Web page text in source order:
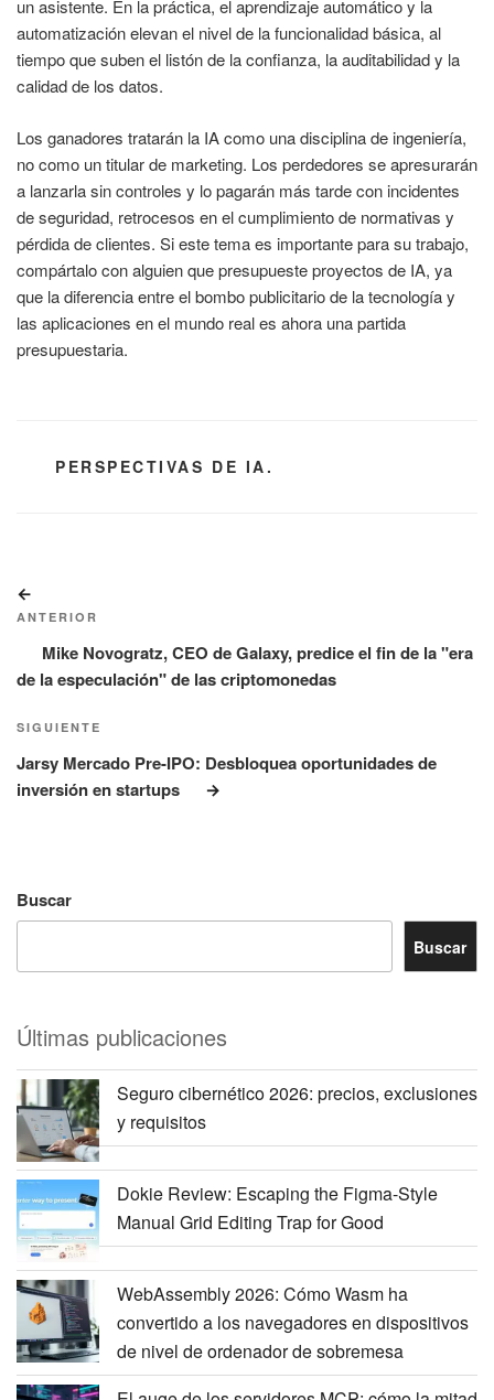
un asistente. En la práctica, el aprendizaje automático y la
automatización elevan el nivel de la funcionalidad básica, al
tiempo que suben el listón de la confianza, la auditabilidad y la
calidad de los datos.
Los ganadores tratarán la IA como una disciplina de ingeniería,
no como un titular de marketing. Los perdedores se apresurarán
a lanzarla sin controles y lo pagarán más tarde con incidentes
de seguridad, retrocesos en el cumplimiento de normativas y
pérdida de clientes. Si este tema es importante para su trabajo,
compártalo con alguien que presupueste proyectos de IA, ya
que la diferencia entre el bombo publicitario de la tecnología y
las aplicaciones en el mundo real es ahora una partida
presupuestaria.
CATEGORÍAS
PERSPECTIVAS DE IA.
de
entradas
anterior:
ANTERIOR
Mike Novogratz, CEO de Galaxy, predice el fin de la "era
de la especulación" de las criptomonedas
Siguiente
entrada
SIGUIENTE
Jarsy Mercado Pre-IPO: Desbloquea oportunidades de
inversión en startups
Buscar
Buscar
Últimas publicaciones
Seguro cibernético 2026: precios, exclusiones
y requisitos
Dokie Review: Escaping the Figma-Style
Manual Grid Editing Trap for Good
WebAssembly 2026: Cómo Wasm ha
convertido a los navegadores en dispositivos
de nivel de ordenador de sobremesa